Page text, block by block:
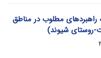
مطلوب در مناطق
روستای شیوند)